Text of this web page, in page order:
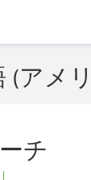
(アメ
チ